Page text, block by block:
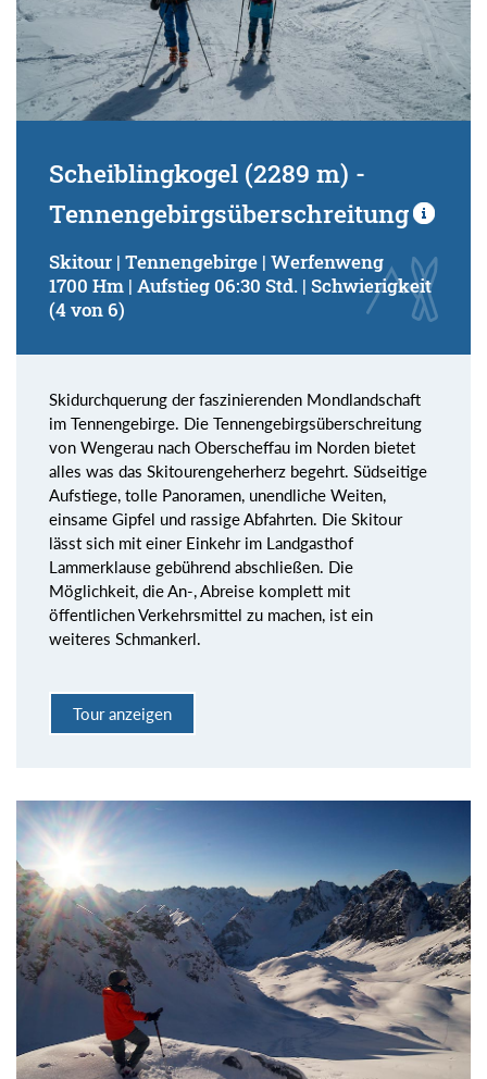
Scheiblingkogel (2289 m) -
Tennengebirgsüberschreitung
Skitour | Tennengebirge | Werfenweng
1700 Hm | Aufstieg 06:30 Std. | Schwierigkeit
(4 von 6)
Skidurchquerung der faszinierenden Mondlandschaft
im Tennengebirge. Die Tennengebirgsüberschreitung
von Wengerau nach Oberscheffau im Norden bietet
alles was das Skitourengeherherz begehrt. Südseitige
Aufstiege, tolle Panoramen, unendliche Weiten,
einsame Gipfel und rassige Abfahrten. Die Skitour
lässt sich mit einer Einkehr im Landgasthof
Lammerklause gebührend abschließen. Die
Möglichkeit, die An-, Abreise komplett mit
öffentlichen Verkehrsmittel zu machen, ist ein
weiteres Schmankerl.
Tour anzeigen